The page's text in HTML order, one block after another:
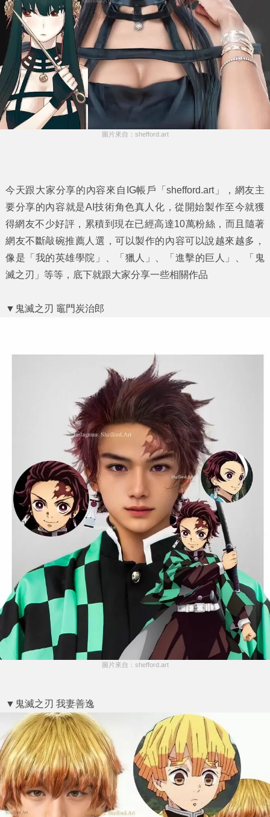
圖片來自：shefford.art
今天跟大家分享的內容來自IG帳戶「shefford.art」，網友主
要分享的內容就是AI技術角色真人化，從開始製作至今就獲
得網友不少好評，累積到現在已經高達10萬粉絲，而且隨著
網友不斷敲碗推薦人選，可以製作的內容可以說越來越多，
像是「我的英雄學院」、「獵人」、「進擊的巨人」、「鬼
滅之刃」等等，底下就跟大家分享一些相關作品
▼鬼滅之刃 竈門炭治郎
圖片來自：shefford.art
▼鬼滅之刃 我妻善逸